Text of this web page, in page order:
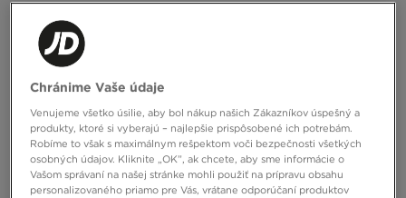
40,00 €
Chránime Vaše údaje
Venujeme všetko úsilie, aby bol nákup našich Zákazníkov úspešný a
produkty, ktoré si vyberajú – najlepšie prispôsobené ich potrebám.
Robíme to však s maximálnym rešpektom voči bezpečnosti všetkých
osobných údajov. Kliknite „OK”, ak chcete, aby sme informácie o
Vašom správaní na našej stránke mohli použiť na prípravu obsahu
personalizovaného priamo pre Vás, vrátane odporúčaní produktov